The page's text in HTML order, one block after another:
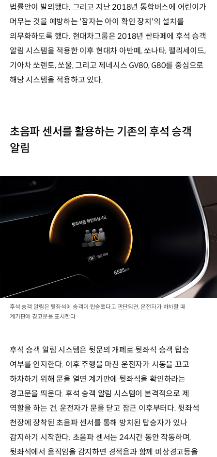
법률안이 발의됐다. 그리고 지난 2018년 통학버스에 어린이가
머무는 것을 예방하는 '잠자는 아이 확인 장치'의 설치를
의무화하도록 했다. 현대차그룹은 2018년 싼타페에 후석 승객
알림 시스템을 적용한 이후 현대차 아반떼, 쏘나타, 팰리세이드,
기아차 쏘렌토, 쏘울, 그리고 제네시스 GV80, G80를 중심으로
해당 시스템을 적용하고 있다.
초음파 센서를 활용하는 기존의 후석 승객
알림
후석 승객 알림은 뒷좌석에 승객이 탑승했다고 판단되면, 운전자가 하차할 때
계기판에 경고문을 표시한다
후석 승객 알림 시스템은 뒷문의 개폐로 뒷좌석 승객 탑승
여부를 인지한다. 이후 주행을 마친 운전자가 시동을 끄고
하차하기 위해 문을 열면 계기판에 뒷좌석을 확인하라는
경고문을 띄운다. 후석 승객 알림 시스템이 본격적으로 제
역할을 하는 건, 운전자가 문을 닫고 잠근 이후부터다. 뒷좌석
천장에 장착된 초음파 센서를 통해 방치된 탑승자가 있나
감지하기 시작한다. 초음파 센서는 24시간 동안 작동하며,
뒷좌석에서 움직임을 감지하면 경적음과 함께 비상경고등을